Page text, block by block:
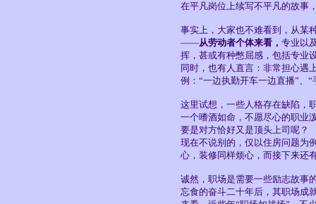
在平凡岗位上续写不平凡的故事
事实上，大家也不难看到，从某
——从劳动者个体来看， 专业以
挥，甚或有种憋屈感，包括专业
同时，也有人直言：非常担心遇
例：“一边执勤开车一边直播”、
这里试想，一些人格存在缺陷，
一个嗜酒如命，不愿尽心的职业
要是对方恰好又是顶头上司呢？
现在不说别的，仅以住房问题为
心，装修同样烦心，而接下来还
诚然，职场是需要一些励志故事
忘食的奋斗二十年后，其职场成